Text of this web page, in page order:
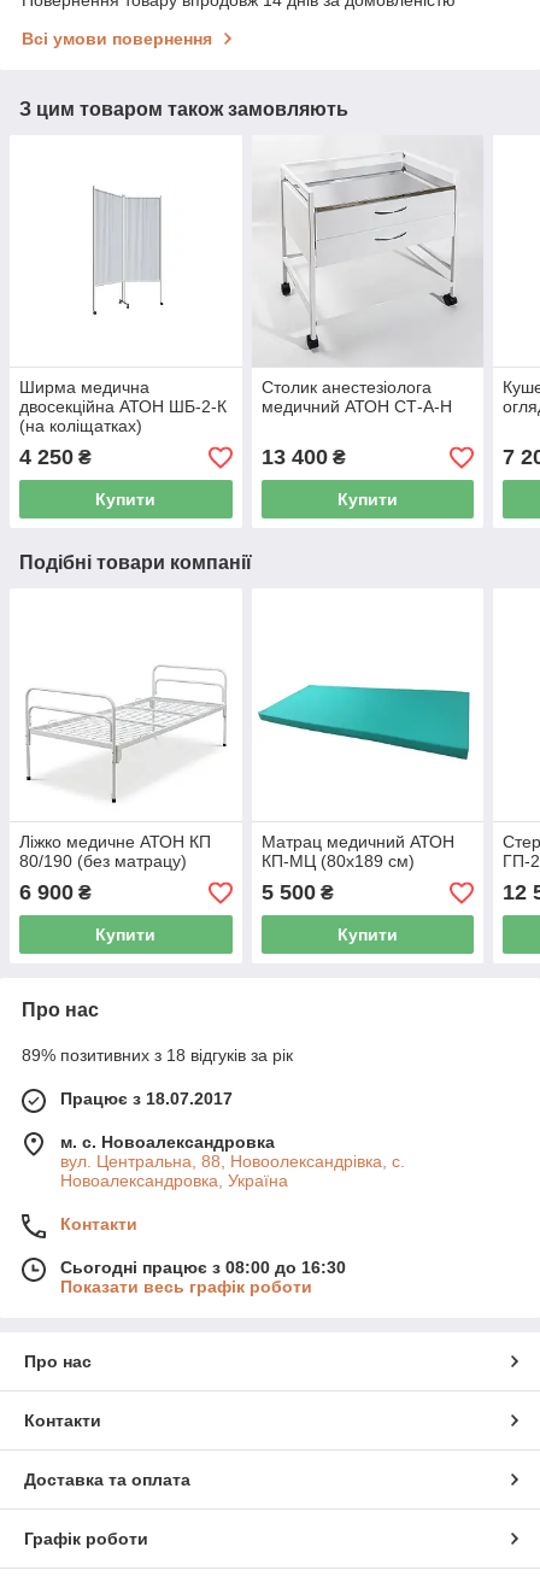
Всі умови повернення
З цим товаром також замовляють
Ширма медична
двосекційна АТОН ШБ-2-К
(на коліщатках)
4 250 ₴
Купити
Столик анестезіолога
медичний АТОН СТ-А-Н
13 400₴
Купити
7
Подібні товари компанії
Ліжко медичне АТОН КП
80/190 (без матрацу)
6 900 ₴
Купити
Матрац медичний АТОН
КП-МЦ (80х189 см)
5 500₴
Купити
ГП-
12
Про нас
89% позитивних з 18 відгуків за рік
Працює з 18.07.2017
м. с. Новоалександровка
вул. Центральна, 88, Новоолександрівка, с.
Новоалександровка, Україна
Контакти
Сьогодні працює з 08:00 до 16:30
Показати весь графік роботи
Про нас
Контакти
Доставка та оплата
Графік роботи